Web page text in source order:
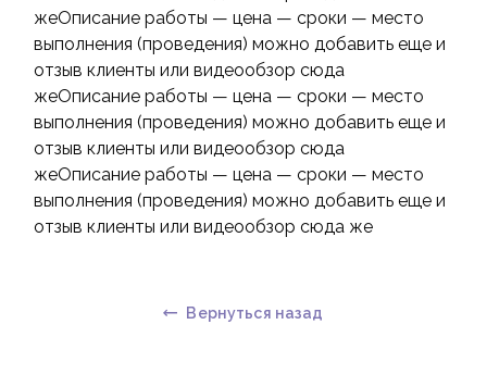
жеОписание работы — цена — сроки — место
выполнения (проведения) можно добавить еще и
отзыв клиенты или видеообзор сюда
жеОписание работы — цена — сроки — место
выполнения (проведения) можно добавить еще и
отзыв клиенты или видеообзор сюда
жеОписание работы — цена — сроки — место
выполнения (проведения) можно добавить еще и
отзыв клиенты или видеообзор сюда же
Вернуться назад